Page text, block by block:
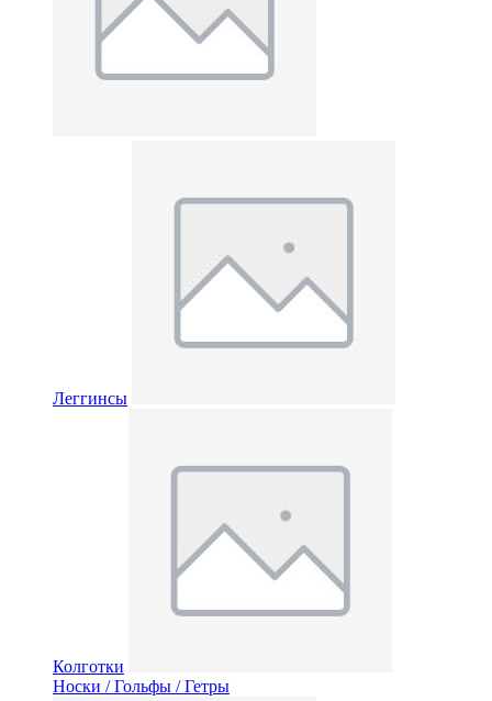
Леггинсы
Колготки
Носки / Гольфы / Гетры